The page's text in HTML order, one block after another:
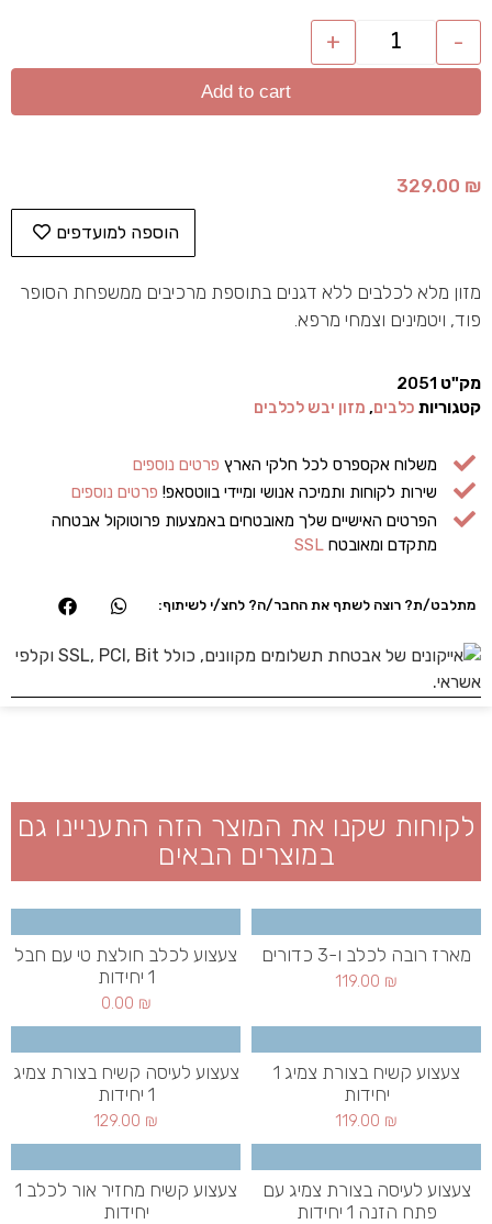
-
+
Add to cart
329.00 ₪
הוספה למועדפים
מזון מלא לכלבים ללא דגנים בתוספת מרכיבים ממשפחת הסופר
פוד, ויטמינים וצמחי מרפא.
מק"ט 2051
קטגוריות כלבים, מזון יבש לכלבים
משלוח אקספרס לכל חלקי הארץ פרטים נוספים
שירות לקוחות ותמיכה אנושי ומיידי בווטסאפ! פרטים נוספים
הפרטים האישיים שלך מאובטחים באמצעות פרוטוקול אבטחה
מתקדם ומאובטחSSL
מתלבט/ת? רוצה לשתף את החבר/ה? לחצ/י לשיתוף:
לקוחות שקנו את המוצר הזה התעניינו גם
במוצרים הבאים
מארז רובה לכלב ו-3 כדורים
119.00 ₪
צעצוע לכלב חולצת טי עם חבל
1 יחידות
0.00 ₪
צעצוע קשיח בצורת צמיג 1
יחידות
119.00 ₪
צעצוע לעיסה קשיח בצורת צמיג
1 יחידות
129.00 ₪
צעצוע לעיסה בצורת צמיג עם
פתח הזנה 1 יחידות
צעצוע קשיח מחזיר אור לכלב 1
יחידות